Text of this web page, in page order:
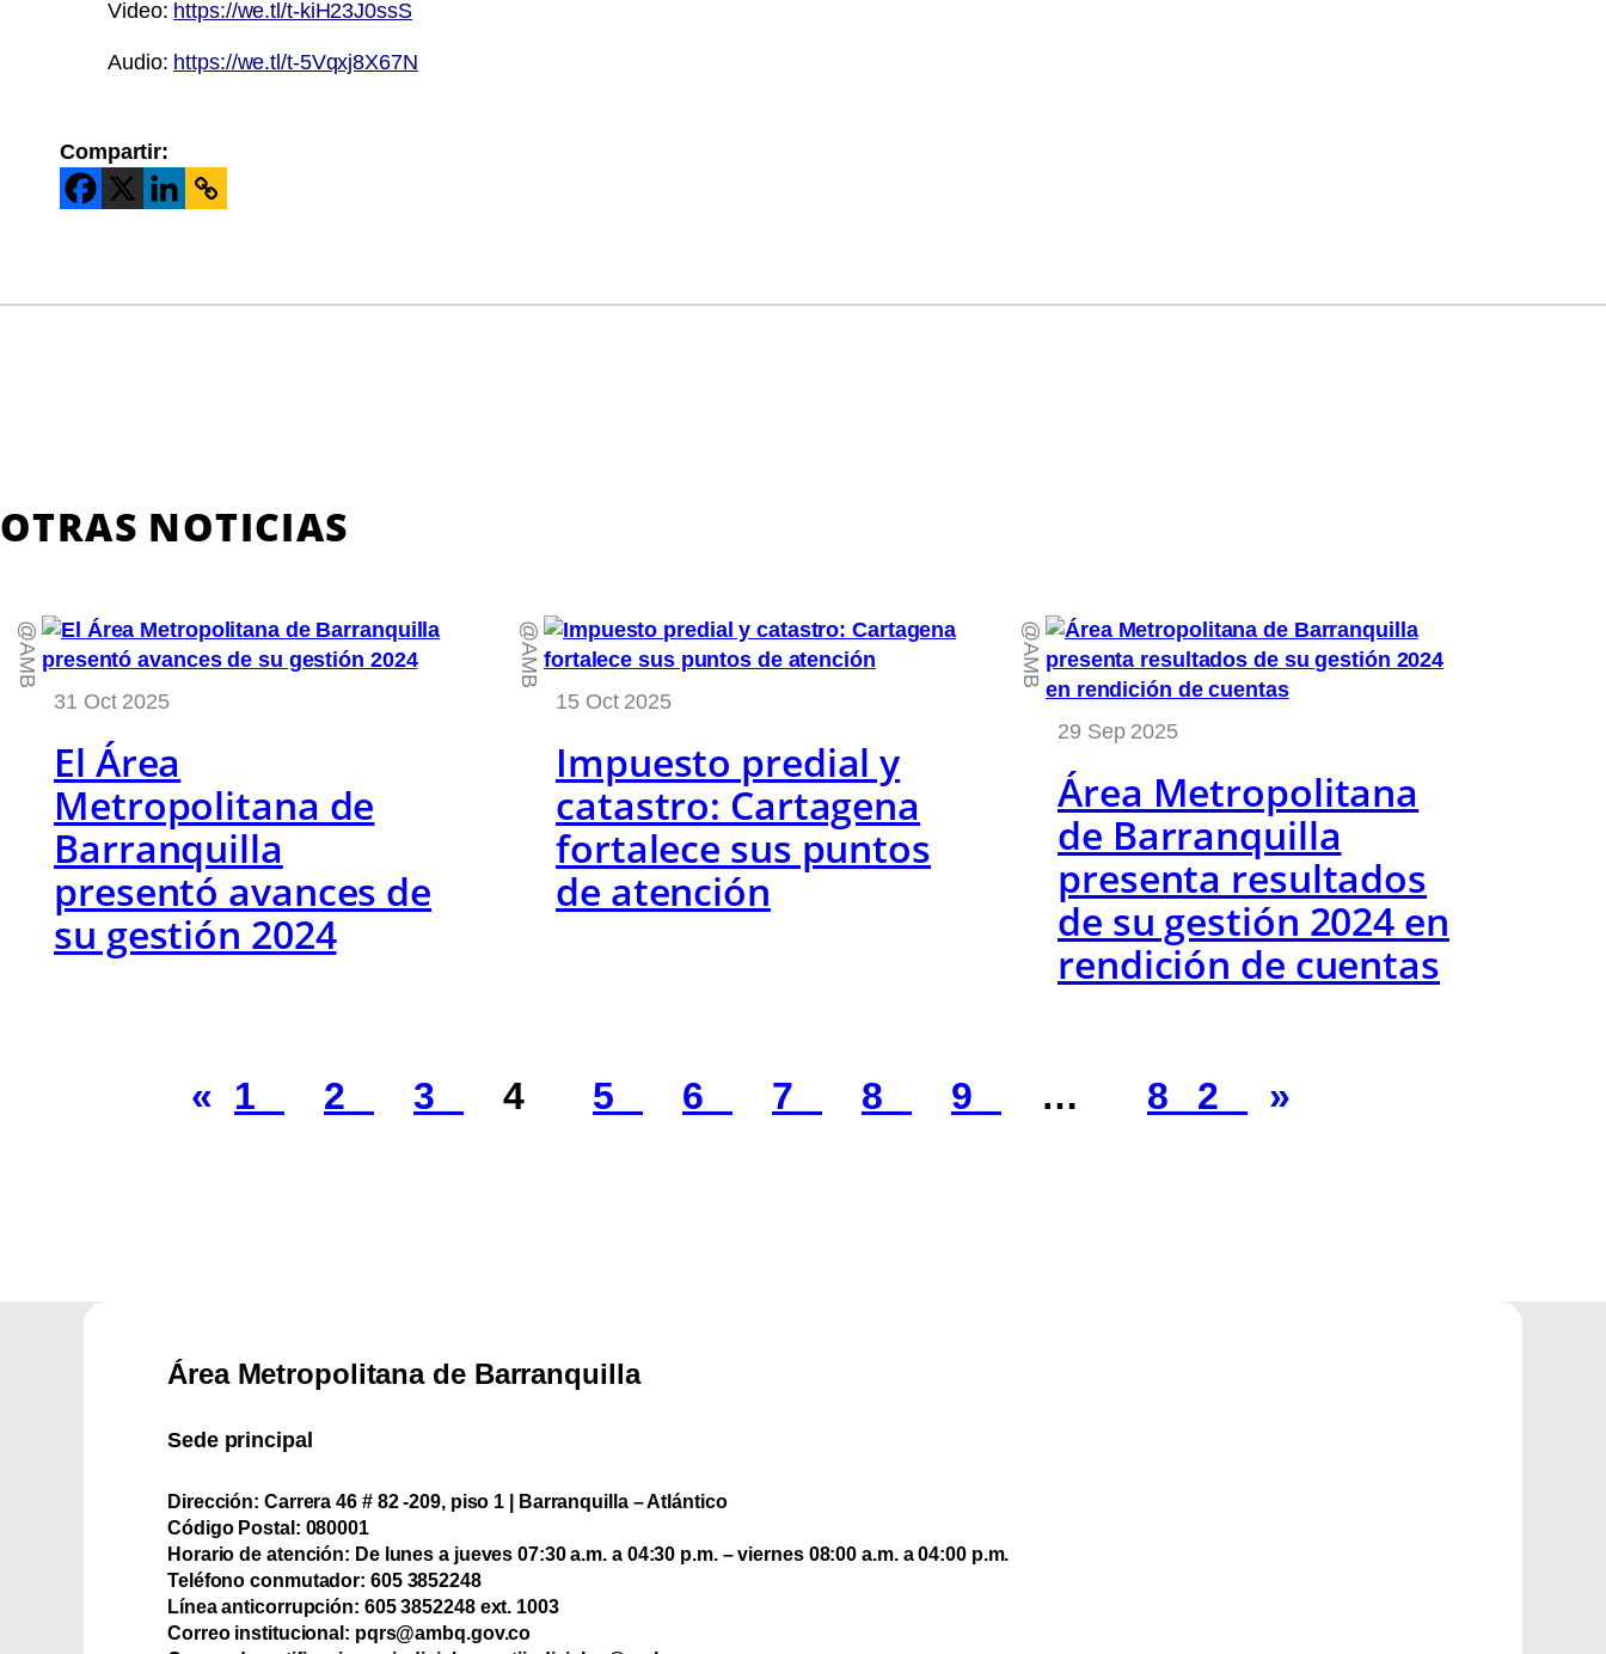
Video: https://we.tl/t-kiH23J0ssS
Audio: https://we.tl/t-5Vqxj8X67N
Compartir:
OTRAS NOTICIAS
@AMB
31 Oct 2025
El Área
Metropolitana de
Barranquilla
presentó avances de
su gestión 2024
@AMB
15 Oct 2025
Impuesto predial y
catastro: Cartagena
fortalece sus puntos
de atención
@AMB
29 Sep 2025
Área Metropolitana
de Barranquilla
presenta resultados
de su gestión 2024 en
rendición de cuentas
« 1 2 3 4 5 6 7 8 9 … 82 »
Área Metropolitana de Barranquilla
Sede principal
Dirección: Carrera 46 # 82 -209, piso 1 | Barranquilla – Atlántico
Código Postal: 080001
Horario de atención: De lunes a jueves 07:30 a.m. a 04:30 p.m. – viernes 08:00 a.m. a 04:00 p.m.
Teléfono conmutador: ‪605 3852248
Línea anticorrupción: ‪605 3852248 ext. 1003
Correo institucional: pqrs@ambq.gov.co